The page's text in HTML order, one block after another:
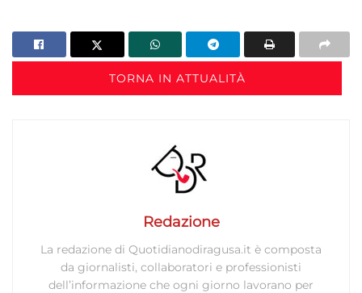
TORNA IN ATTUALITÀ
Redazione
La redazione di Quotidianodiragusa.it è composta
da giornalisti, collaboratori e professionisti
dell’informazione che ogni giorno lavorano per